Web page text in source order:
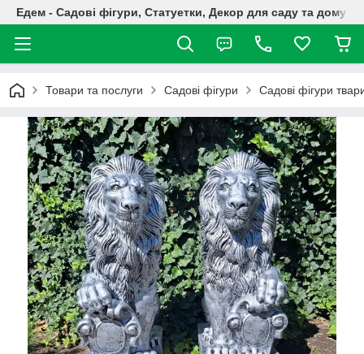
Едем - Садові фігури, Статуетки, Декор для саду та дому
Товари та послуги Садові фігури Садові фігури